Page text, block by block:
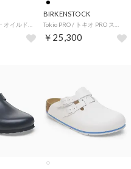
BIRKENSTOCK
￥25,300